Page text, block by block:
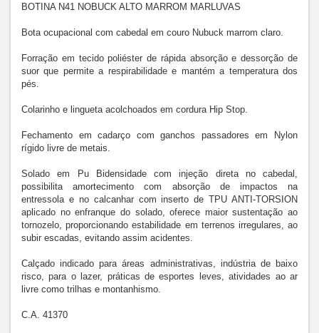
BOTINA N41 NOBUCK ALTO MARROM MARLUVAS
Bota ocupacional com cabedal em couro Nubuck marrom claro.
Forração em tecido poliéster de rápida absorção e dessorção de
suor que permite a respirabilidade e mantém a temperatura dos
pés.
Colarinho e lingueta acolchoados em cordura Hip Stop.
Fechamento em cadarço com ganchos passadores em Nylon
rígido livre de metais.
Solado em Pu Bidensidade com injeção direta no cabedal,
possibilita amortecimento com absorção de impactos na
entressola e no calcanhar com inserto de TPU ANTI-TORSION
aplicado no enfranque do solado, oferece maior sustentação ao
tornozelo, proporcionando estabilidade em terrenos irregulares, ao
subir escadas, evitando assim acidentes.
Calçado indicado para áreas administrativas, indústria de baixo
risco, para o lazer, práticas de esportes leves, atividades ao ar
livre como trilhas e montanhismo.
C.A. 41370